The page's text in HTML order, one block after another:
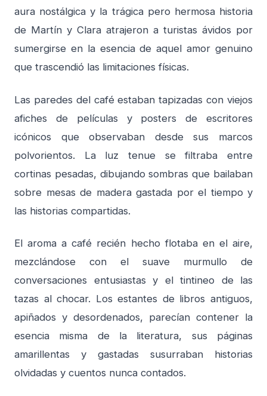
aura nostálgica y la trágica pero hermosa historia
de Martín y Clara atrajeron a turistas ávidos por
sumergirse en la esencia de aquel amor genuino
que trascendió las limitaciones físicas.
Las paredes del café estaban tapizadas con viejos
afiches de películas y posters de escritores
icónicos que observaban desde sus marcos
polvorientos. La luz tenue se filtraba entre
cortinas pesadas, dibujando sombras que bailaban
sobre mesas de madera gastada por el tiempo y
las historias compartidas.
El aroma a café recién hecho flotaba en el aire,
mezclándose con el suave murmullo de
conversaciones entusiastas y el tintineo de las
tazas al chocar. Los estantes de libros antiguos,
apiñados y desordenados, parecían contener la
esencia misma de la literatura, sus páginas
amarillentas y gastadas susurraban historias
olvidadas y cuentos nunca contados.